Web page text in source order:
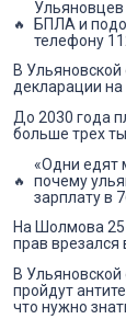
БПЛА и
телефону
В
декларации на
До 2030 года
больше трех
«Одни едят
почему
зарплату в
На Шолмова
прав врезался
В Ульяновской
пройдут
что нужно